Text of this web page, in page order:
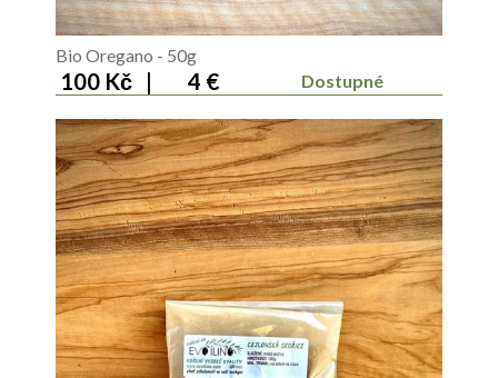
Bio Oregano - 50g
100 Kč 4 € Dostupné